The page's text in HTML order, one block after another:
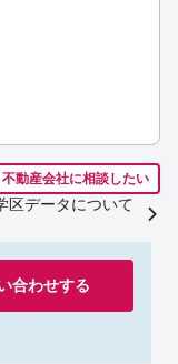
不動産会社に相談したい
区データについて
合わせする